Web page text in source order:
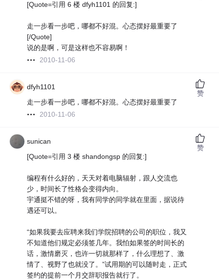
[Quote=引用 6 楼 dfyh1101 的回复:]
走一步看一步吧，哪都不好混。心态摆好最重要了
[/Quote]
说的是啊，可是这样也不容易啊！
2010-11-06
dfyh1101
走一步看一步吧，哪都不好混。心态摆好最重要了
2010-11-06
赞
sunican
[Quote=引用 3 楼 shandongsp 的回复:]
编程有什么好的，天天对着电脑辐射，跟人交流也
少，时间长了性格会变得内向。
宇通挺不错的呀，我有同学的同学就在里面，据说待
遇还可以。
“如果我要去应聘来我们学院招聘的公司的职位，我又
不知道他们规定必须签几年。我怕如果签的时间长的
话，激情磨灭，也许一切就那样了，什么理想了、激
情了、视野了也就没了。”试用期的可以随时走，正式
签约的提前一个月交辞职报告就行了。
赞